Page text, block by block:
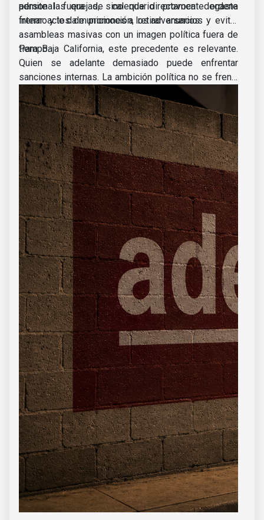
personal fuera de calendario provoca degaste
interno y le da municiones a los adversarios.
admite las quejas, sino que directamente ordena
frenar actos de promoción, retirar anuncios y evitar
asambleas masivas con un imagen política fuera de
tiempo.
Para Baja California, este precedente es relevante.
Quien se adelante demasiado puede enfrentar
sanciones internas. La ambición política no se frena,
pero ahora acelerarse tendrá un costo para la clase
política. Mientras tanto, los morenistas ya tienen
quien observe y registre cada uno de sus pasos.